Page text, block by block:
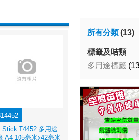
Stick T4452 多用途
A4 105亳米x42亳米
所有分類(13)
標籤及咭類
多用途標籤